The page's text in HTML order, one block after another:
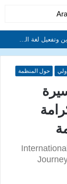
حول المنظمة